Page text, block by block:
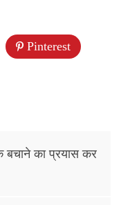
Pinterest
बचाने का प्रयास कर